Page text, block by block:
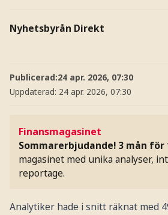
Nyhetsbyrån Direkt
Publicerad:24 apr. 2026, 07:30
Uppdaterad: 24 apr. 2026, 07:30
Finansmagasinet
Sommarerbjudande! 3 mån för
magasinet med unika analyser,
reportage.
Analytiker hade i snitt räknat med